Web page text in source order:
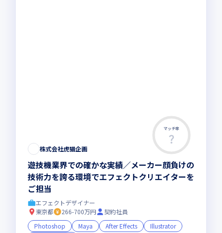
マッチ率
株式会社虎猫企画
遊技機業界での確かな実績／メーカー顔負けの
技術力を誇る環境でエフェクトクリエイターを
ご担当
エフェクトデザイナー
東京都
266-700万円
契約社員
Photoshop
Maya After Effects
Illustrator